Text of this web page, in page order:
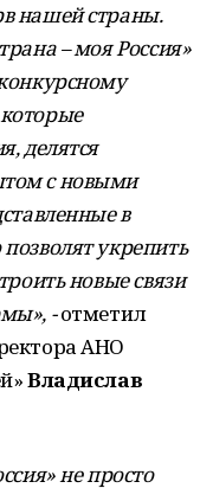
нашей страны.
– моя Россия»
делятся
с новыми
в
укрепить
новые связи
-отметил
АНО
Владислав
не просто